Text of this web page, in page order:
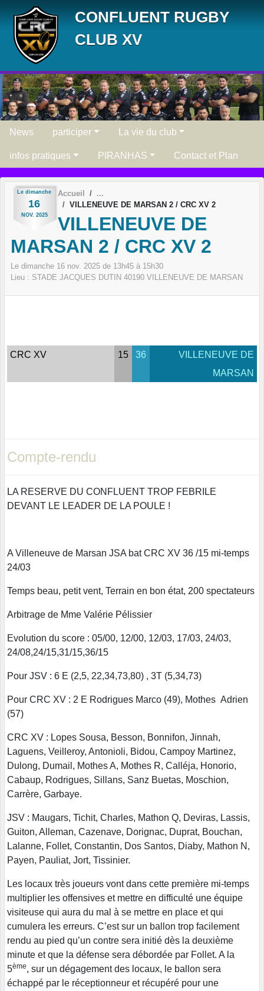
CONFLUENT RUGBY
CLUB XV
News participer La vie du club
infos pratiques PIRANHAS Contact et Plan
Le dimanche
16
NOV. 2025
Accueil
VILLENEUVE DE MARSAN 2 / CRC XV 2
VILLENEUVE DE
MARSAN 2 / CRC XV 2
Le dimanche 16 nov. 2025 de 13h45 à 15h30
Lieu : STADE JACQUES DUTIN 40190 VILLENEUVE DE MARSAN
CRC XV 15 36
VILLENEUVE DE
MARSAN
Compte-rendu
LA RESERVE DU CONFLUENT TROP FEBRILE
DEVANT LE LEADER DE LA POULE !
A Villeneuve de Marsan JSA bat CRC XV 36 /15 mi-temps
24/03
Temps beau, petit vent, Terrain en bon état, 200 spectateurs
Arbitrage de Mme Valérie Pélissier
Evolution du score : 05/00, 12/00, 12/03, 17/03, 24/03,
24/08,24/15,31/15,36/15
Pour JSV : 6 E (2,5, 22,34,73,80) , 3T (5,34,73)
Pour CRC XV : 2 E Rodrigues Marco (49), Mothes Adrien
(57)
CRC XV : Lopes Sousa, Besson, Bonnifon, Jinnah,
Laguens, Veilleroy, Antonioli, Bidou, Campoy Martinez,
Dulong, Dumail, Mothes A, Mothes R, Calléja, Honorio,
Cabaup, Rodrigues, Sillans, Sanz Buetas, Moschion,
Carrère, Garbaye.
JSV : Maugars, Tichit, Charles, Mathon Q, Deviras, Lassis,
Guiton, Alleman, Cazenave, Dorignac, Duprat, Bouchan,
Lalanne, Follet, Constantin, Dos Santos, Diaby, Mathon N,
Payen, Pauliat, Jort, Tissinier.
Les locaux très joueurs vont dans cette première mi-temps
multiplier les offensives et mettre en difficulté une équipe
visiteuse qui aura du mal à se mettre en place et qui
cumulera les erreurs. C’est sur un ballon trop facilement
rendu au pied qu’un contre sera initié dès la deuxième
minute et que la défense sera débordée par Follet. A la
5ème, sur un dégagement des locaux, le ballon sera
échappé par le réceptionneur et récupéré pour une
Panneau de gestion des cookies